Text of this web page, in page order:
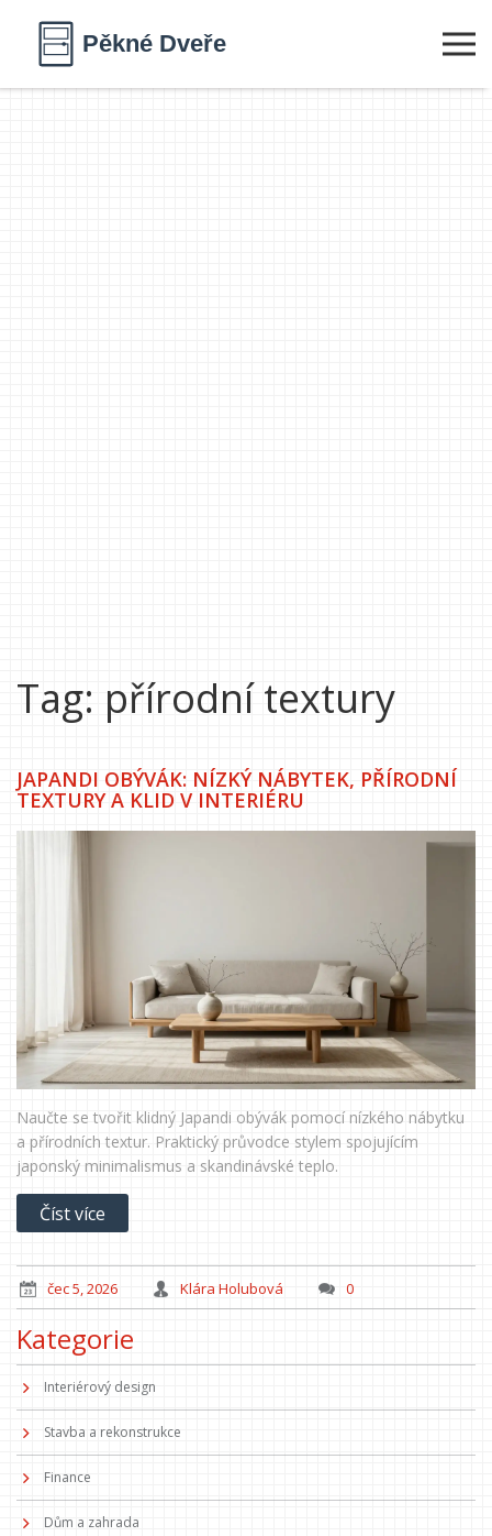
Tag: přírodní textury
JAPANDI OBÝVÁK: NÍZKÝ NÁBYTEK, PŘÍRODNÍ
TEXTURY A KLID V INTERIÉRU
Naučte se tvořit klidný Japandi obývák pomocí nízkého nábytku
a přírodních textur. Praktický průvodce stylem spojujícím
japonský minimalismus a skandinávské teplo.
Číst více
čec 5, 2026 Klára Holubová 0
Kategorie
Interiérový design
Stavba a rekonstrukce
Finance
Dům a zahrada